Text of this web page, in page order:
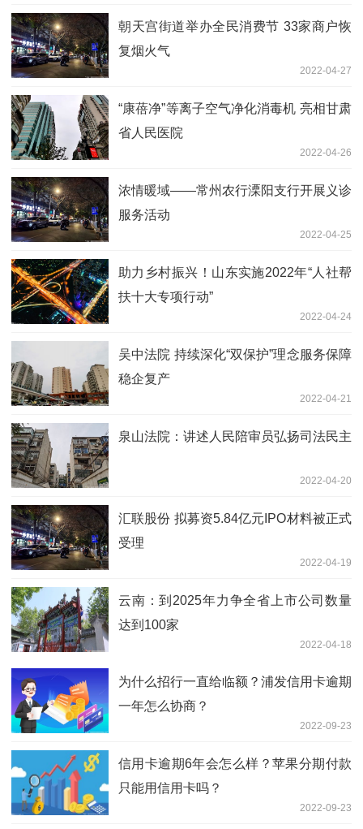
朝天宫街道举办全民消费节 33家商户恢
复烟火气
2022-04-27
“康蓓净”等离子空气净化消毒机 亮相甘肃
省人民医院
2022-04-26
浓情暖域——常州农行溧阳支行开展义诊
服务活动
2022-04-25
助力乡村振兴！山东实施2022年“人社帮
扶十大专项行动”
2022-04-24
吴中法院 持续深化“双保护”理念服务保障
稳企复产
2022-04-21
泉山法院：讲述人民陪审员弘扬司法民主
2022-04-20
汇联股份 拟募资5.84亿元IPO材料被正式
受理
2022-04-19
云南：到2025年力争全省上市公司数量
达到100家
2022-04-18
为什么招行一直给临额？浦发信用卡逾期
一年怎么协商？
2022-09-23
信用卡逾期6年会怎么样？苹果分期付款
只能用信用卡吗？
2022-09-23